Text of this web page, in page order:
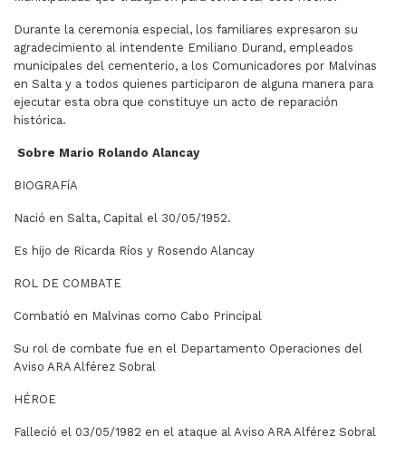
Durante la ceremonia especial, los familiares expresaron su
agradecimiento al intendente Emiliano Durand, empleados
municipales del cementerio, a los Comunicadores por Malvinas
en Salta y a todos quienes participaron de alguna manera para
ejecutar esta obra que constituye un acto de reparación
histórica.
Sobre Mario Rolando Alancay
BIOGRAFíA
Nació en Salta, Capital el 30/05/1952.
Es hijo de Ricarda Ríos y Rosendo Alancay
ROL DE COMBATE
Combatió en Malvinas como Cabo Principal
Su rol de combate fue en el Departamento Operaciones del
Aviso ARA Alférez Sobral
HÉROE
Falleció el 03/05/1982 en el ataque al Aviso ARA Alférez Sobral